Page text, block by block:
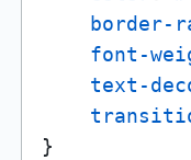
border-
font-
text-
}